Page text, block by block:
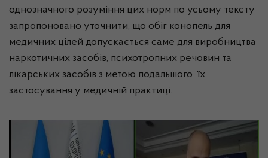
однозначного розуміння цих норм по усьому тексту
запропоновано уточнити, що обіг конопель для
медичних цілей допускається саме для виробництва
наркотичних засобів, психотропних речовин та
лікарських засобів з метою подальшого їх
застосування у медичній практиці.